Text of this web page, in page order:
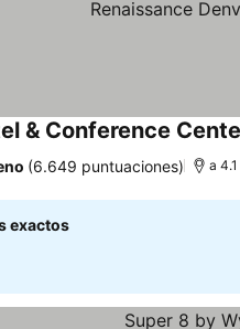
& Conference
(6.649 puntuaciones) a
exactos